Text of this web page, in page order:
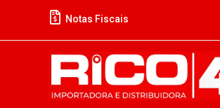
Notas Fiscais